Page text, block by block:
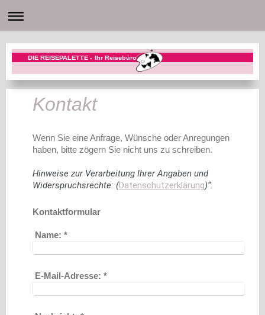
DIE REISEPALETTE - Ihr Reisebüro
Kontakt
Wenn Sie eine Anfrage, Wünsche oder Anregungen
haben, bitte zögern Sie nicht uns zu schreiben.
Hinweise zur Verarbeitung Ihrer Angaben und
Widerspruchsrechte: (Datenschutzerklärung)“.
Kontaktformular
Name: *
E-Mail-Adresse: *